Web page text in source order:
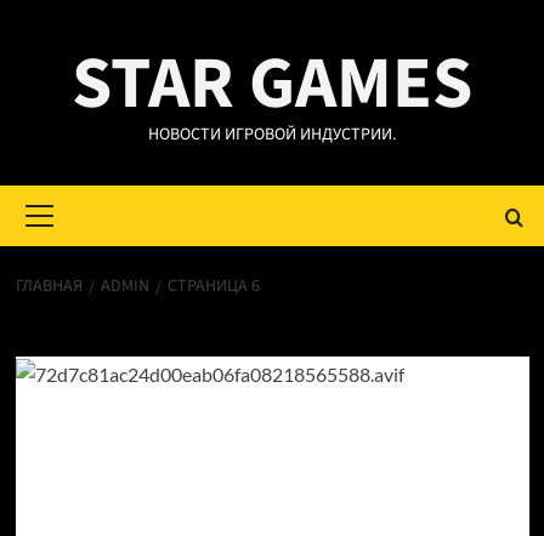
содержимомуSTAR GAMES
НОВОСТИ ИГРОВОЙ ИНДУСТРИИ.
меню
ГЛАВНАЯ ADMIN СТРАНИЦА 6